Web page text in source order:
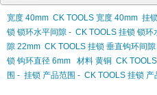
宽度 40mm CK TOOLS 宽度 40mm 挂
锁 锁环水平间隙 - CK TOOLS 挂锁 锁环
隙 22mm CK TOOLS 挂锁 垂直钩环间
锁 钩环直径 6mm
材料 黄铜 CK
围 - 挂锁 产品范围 - CK TOOLS 挂锁 产